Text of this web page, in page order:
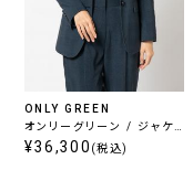
ONLY GREEN
オンリーグリーン / ジャケ
ット ネイビー チェック
¥36,300 (税込)